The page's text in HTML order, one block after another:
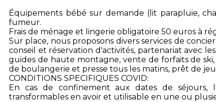
Équipements bébé sur demande (lit parapluie,
fumeur.
Frais de ménage et lingerie obligatoire 50 euros à
Sur place, nous proposons divers services de
conseil et réservation d'activités, partenariat avec
guides de haute montagne, vente de forfaits de ski,
de boulangerie et presse tous les matins, prêt de
CONDITIONS SPECIFIQUES COVID:
En cas de confinement aux dates de séjours,
transformables en avoir et utilisable en une ou